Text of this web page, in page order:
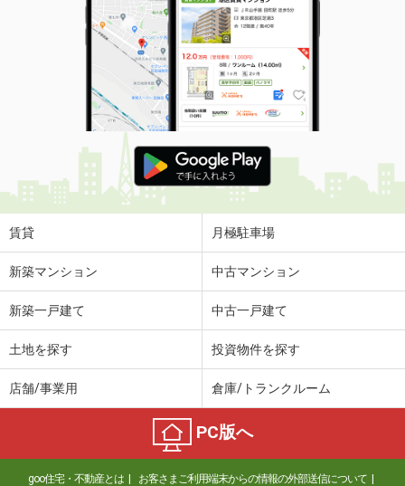
賃貸 月極駐車場
新築マンション 中古マンション
新築一戸建て 中古一戸建て
土地を探す 投資物件を探す
店舗/事業用 倉庫/トランクルーム
PC版へ
goo住宅・不動産とは お客さまご利用端末からの情報の外部送信について